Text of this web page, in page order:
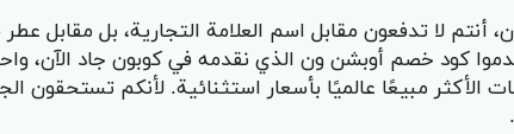
أنتم لا تدفعون مقابل اسم العلامة التجارية، بل مقابل
كود خصم أوبشن ون الذي نقدمه في كوبون جاد الآن،
الأكثر مبيعًا عالميًا بأسعار استثنائية. لأنكم تستحقون